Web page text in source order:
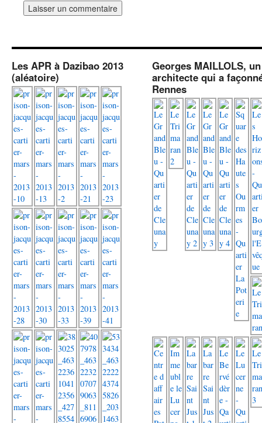
Les APR à Dazibao 2013
(aléatoire)
Georges MAILLOLS, un
architecte qui a
Rennes